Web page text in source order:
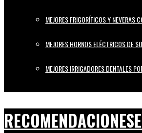
MEJORES FRIGORÍFICOS Y NEVERAS
MEJORES HORNOS ELÉCTRICOS DE
MEJORES IRRIGADORES DENTALES